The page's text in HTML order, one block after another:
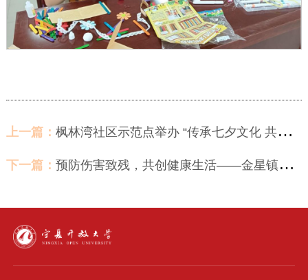
上一篇： 枫林湾社区示范点举办 “传承七夕文化 共绘家风温情”亲子茶话会
下一篇： 预防伤害致残，共创健康生活——金星镇金星花园社区示范点开展残疾预防日宣传活动